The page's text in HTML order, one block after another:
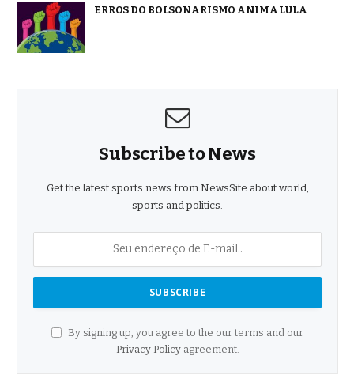
ERROS DO BOLSONARISMO ANIMA LULA
Subscribe to News
Get the latest sports news from NewsSite about world,
sports and politics.
By signing up, you agree to the our terms and our
Privacy Policyagreement.